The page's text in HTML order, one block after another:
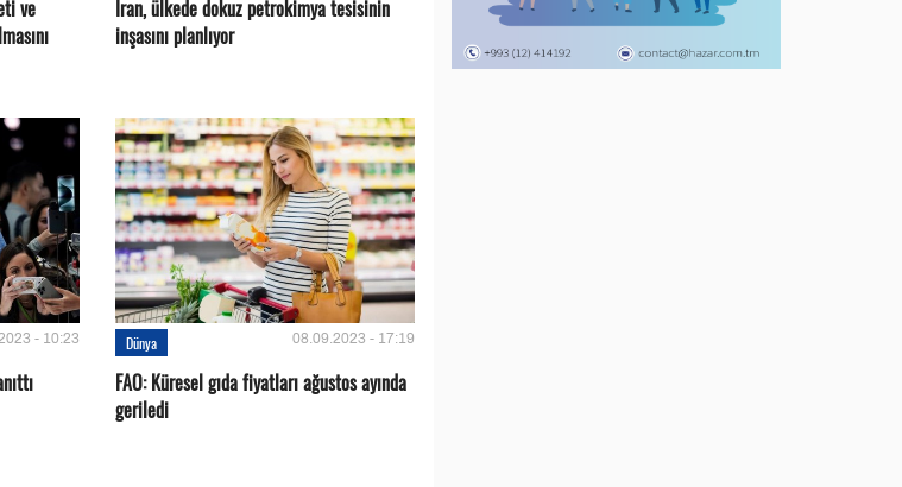
ve
İran, ülkede dokuz petrokimya tesisinin
inşasını planlıyor
- 10:23 Dünya 08.09.2023 - 17:19
FAO: Küresel gıda fiyatları ağustos ayında
geriledi